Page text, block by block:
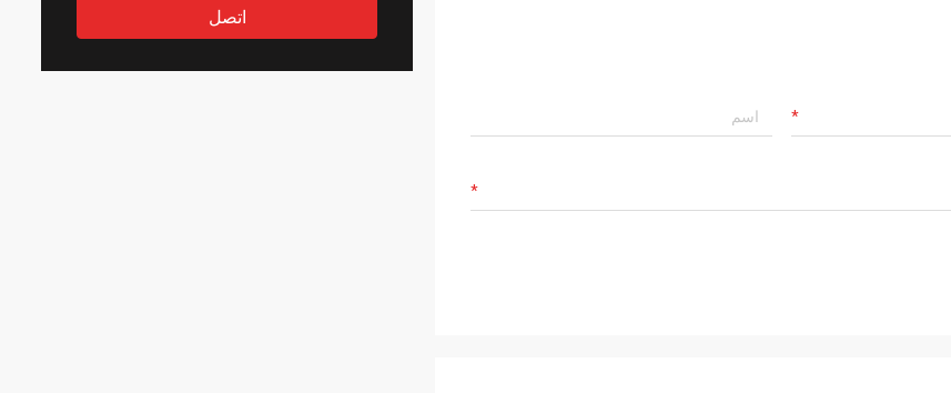
اتصل